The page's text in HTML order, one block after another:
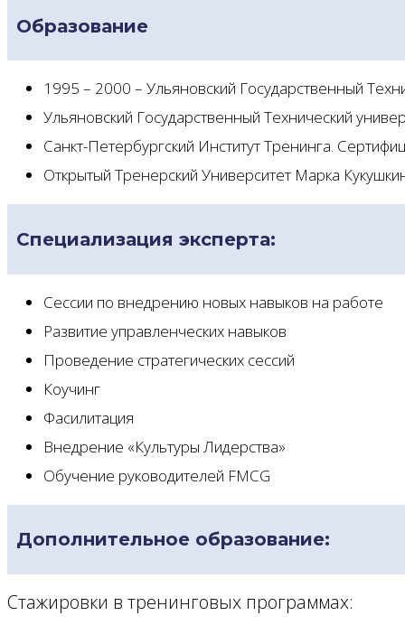
Образование
1995 – 2000 – Ульяновский Государственный
Ульяновский Государственный Технический
Санкт-Петербургский Институт Тренинга.
Открытый Тренерский Университет Марка
Специализация эксперта:
Сессии по внедрению новых навыков на работе
Развитие управленческих навыков
Проведение стратегических сессий
Коучинг
Фасилитация
Внедрение «Культуры Лидерства»
Обучение руководителей FMCG
Дополнительное образование:
Стажировки в тренинговых программах: